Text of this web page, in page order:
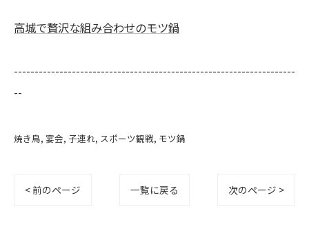
高城で贅沢な組み合わせのモツ鍋
--------------------------------------------------------------------
--
焼き鳥 宴会 子連れ スポーツ観戦 モツ鍋
< 前のページ 一覧に戻る 次のページ >